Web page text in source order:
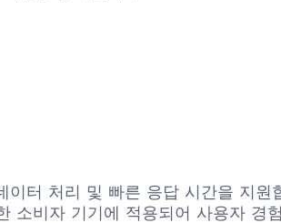
이터 처리 및 빠른 응답 시간을 지원
소비자 기기에 적용되어 사용자 경